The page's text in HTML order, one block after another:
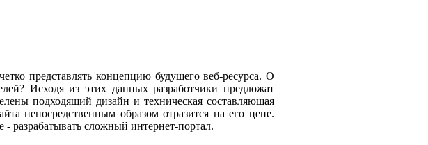
представлять концепцию будущего веб-ресурса. О
Исходя из этих данных разработчики предложат
подходящий дизайн и техническая составляющая
непосредственным образом отразится на его цене.
разрабатывать сложный интернет-портал.